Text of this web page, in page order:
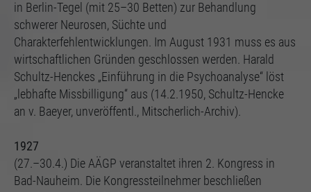
in Berlin-Tegel (mit 25–30 Betten) zur Behandlung
schwerer Neurosen, Süchte und
Charakterfehlentwicklungen. Im August 1931 muss es aus
wirtschaftlichen Gründen geschlossen werden. Harald
Schultz-Henckes „Einführung in die Psychoanalyse“ löst
„lebhafte Missbilligung“ aus (14.2.1950, Schultz-Hencke
an v. Baeyer, unveröffentl., Mitscherlich-Archiv).
1927
(27.–30.4.) Die AÄGP veranstaltet ihren 2. Kongress in
Bad-Nauheim. Die Kongressteilnehmer beschließen